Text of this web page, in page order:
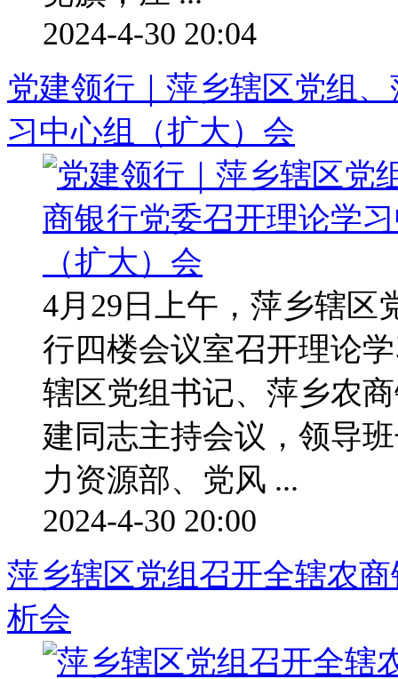
2024-4-30 20:04
党建领行｜萍乡辖区党组
习中心组（扩大）会
4月29日上午，萍乡辖区
行四楼会议室召开理论
辖区党组书记、萍乡农
建同志主持会议，领导
力资源部、党风 ...
2024-4-30 20:00
萍乡辖区党组召开全辖农
析会